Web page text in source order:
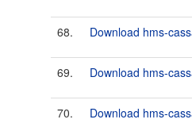
68. Download hms-
69. Download hms-
70. Download hms-